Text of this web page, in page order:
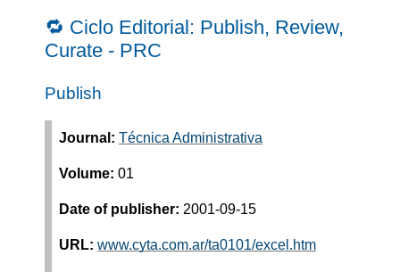
🔁 Ciclo Editorial: Publish, Review,
Curate - PRC
Publish
Journal: Técnica Administrativa
Volume: 01
Date of publisher: 2001-09-15
URL: www.cyta.com.ar/ta0101/excel.htm